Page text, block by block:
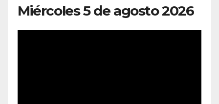
Miércoles 5 de agosto 2026